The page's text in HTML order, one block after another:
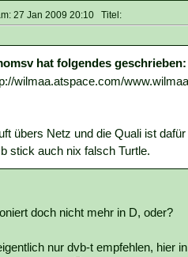
27 Jan 2009 20:10 Titel:
hat folgendes geschrieben:
wilmaa.atspace.com/
übers Netz und die Quali ist
stick auch nix falsch Turtle.
doch nicht mehr in D, oder?
nur dvb-t empfehlen, hier